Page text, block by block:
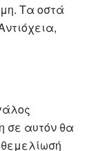
Τα οστά
σε αυτόν θα